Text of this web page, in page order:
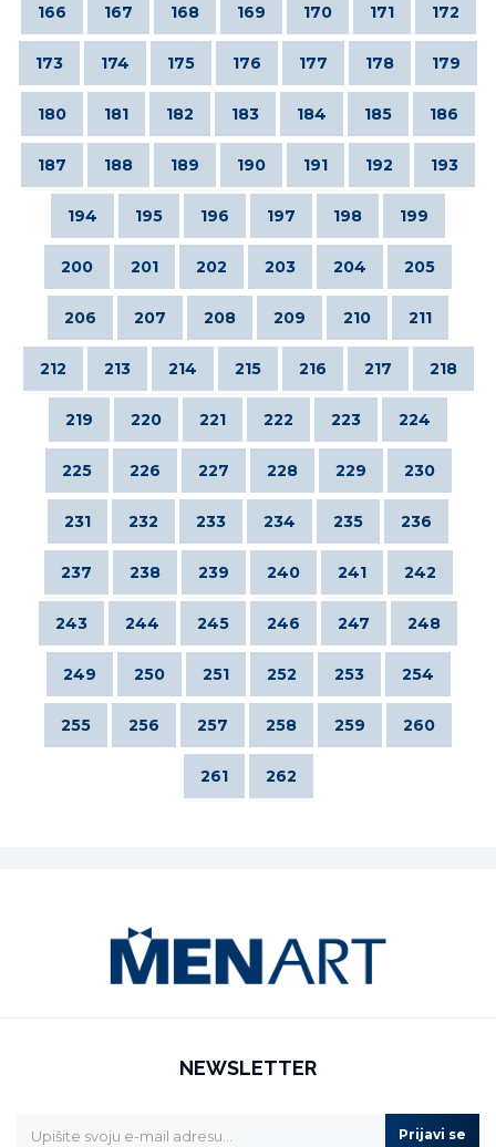
166 167 168 169 170 171 172
173 174 175 176 177 178 179
180 181 182 183 184 185 186
187 188 189 190 191 192 193
194 195 196 197 198 199
200 201 202 203 204 205
206 207 208 209 210 211
212 213 214 215 216 217 218
219 220 221 222 223 224
225 226 227 228 229 230
231 232 233 234 235 236
237 238 239 240 241 242
243 244 245 246 247 248
249 250 251 252 253 254
255 256 257 258 259 260
261 262
NEWSLETTER
Prijavi se